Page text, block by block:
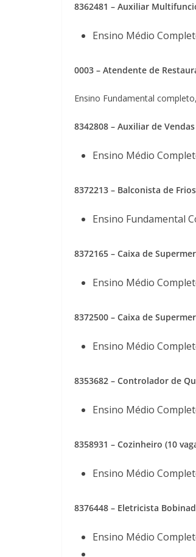
8362481 – Auxiliar
Ensino Médio
0003 – Atendente de
Ensino Fundamental
8342808 – Auxiliar de Vendas
Ensino Médio
8372213 – Balconista de
Ensino Fundamental
8372165 – Caixa de
Ensino Médio
8372500 – Caixa de
Ensino Médio
8353682 – Controlador de
Ensino Médio
8358931 – Cozinheiro (10
Ensino Médio
8376448 – Eletricista
Ensino Médio